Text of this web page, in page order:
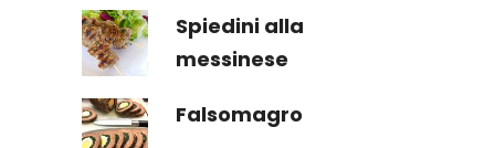
Spiedini alla
messinese
Falsomagro